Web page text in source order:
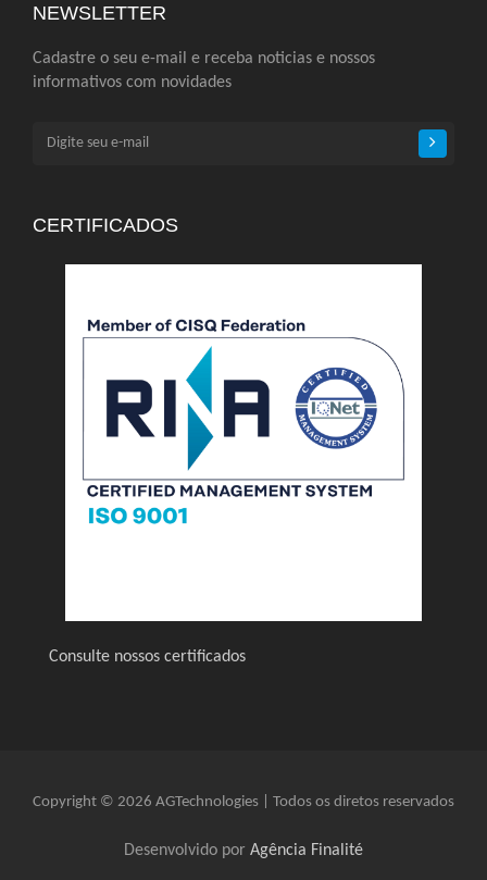
NEWSLETTER
Cadastre o seu e-mail e receba noticias e nossos
informativos com novidades
CERTIFICADOS
Consulte nossos certificados
Copyright © 2026 AGTechnologies | Todos os diretos reservados
Desenvolvido por Agência Finalité